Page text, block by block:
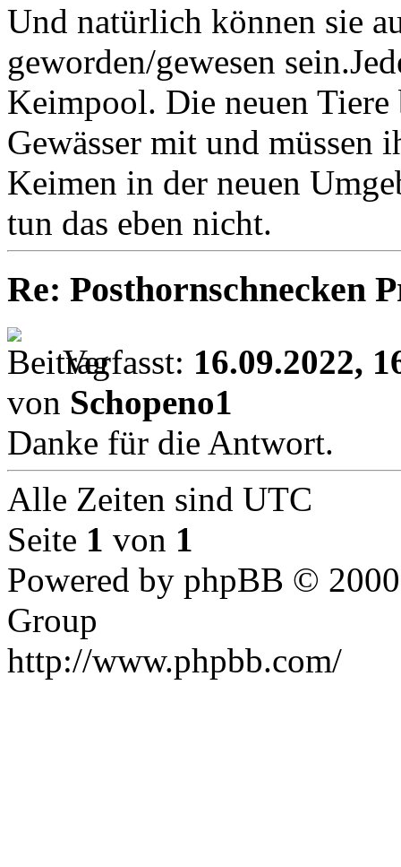
Und natürlich können sie
geworden/gewesen
Keimpool. Die neuen
Gewässer mit und müssen
Keimen in der neuen
tun das eben nicht.
Re: Posthornschnecken
Verfasst: 16.09.2022,
von Schopeno1
Danke für die Antwort.
Alle Zeiten sind UTC
Seite 1 von 1
Powered by phpBB ©
Group
http://www.phpbb.com/